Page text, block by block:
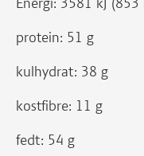
protein: 51 g
kulhydrat: 38 g
kostfibre: 11 g
fedt: 54 g